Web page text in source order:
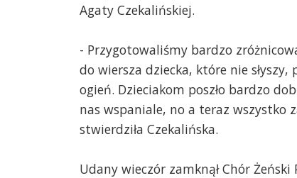
Agaty Czekalińskiej.
- Przygotowaliśmy bardzo
do wiersza dziecka, które nie
ogień. Dzieciakom poszło bardzo
nas wspaniale, no a teraz wszystko
stwierdziła Czekalińska.
Udany wieczór zamknął Chór